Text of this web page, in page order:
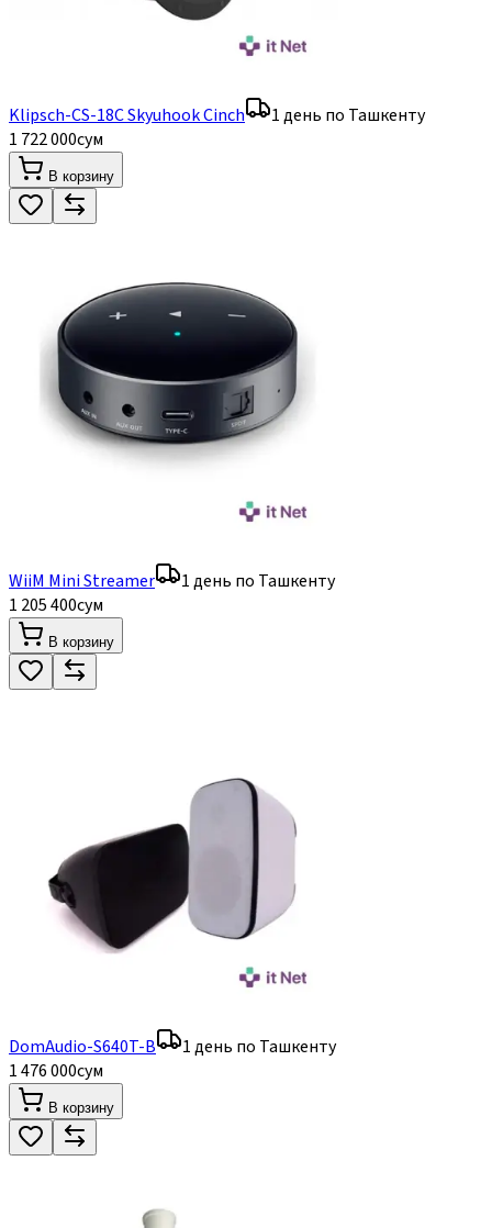
Klipsch-CS-18C Skyuhook Cinch
1 день по Ташкенту
1 722 000сум
В корзину
WiiM Mini Streamer
1 день по Ташкенту
1 205 400сум
В корзину
DomAudio-S640T-B
1 день по Ташкенту
1 476 000сум
В корзину